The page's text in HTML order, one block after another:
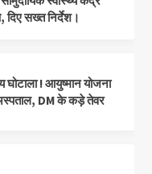
सख्त निर्देश।
घोटाला ! आयुष्मान योजना
DM के कड़े तेवर